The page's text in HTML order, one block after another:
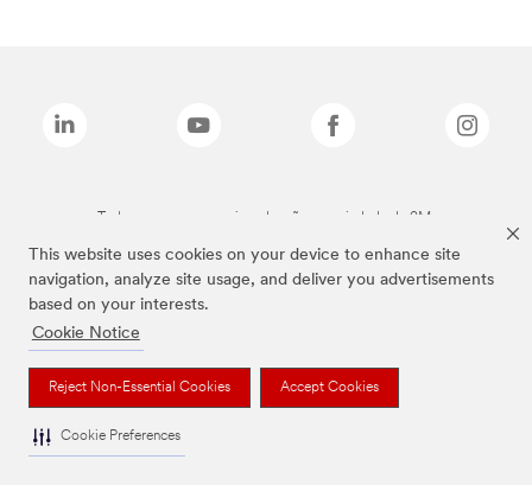
This website uses cookies on your device to enhance site
navigation, analyze site usage, and deliver you advertisements
based on your interests.
Cookie Notice
Reject Non-Essential Cookies Accept Cookies
Cookie Preferences
Todas as marcas mencionadas são propriedade da 3M.